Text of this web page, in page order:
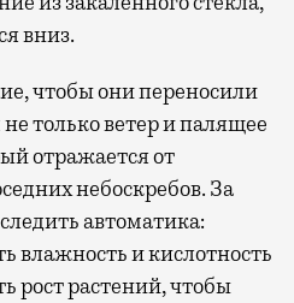
вниз.
чтобы они переносили
только ветер и палящее
отражается от
небоскребов. За
автоматика:
влажность и кислотность
рост растений, чтобы